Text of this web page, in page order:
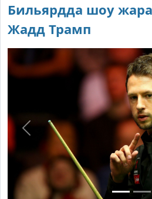
Бильярдда шоу
Жадд Трамп
Previous